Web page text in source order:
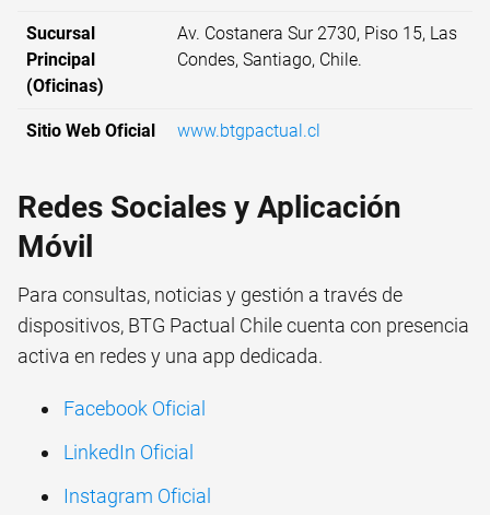
Sucursal
Principal
(Oficinas)
Av. Costanera Sur 2730, Piso 15, Las
Condes, Santiago, Chile.
Sitio Web Oficial www.btgpactual.cl
Redes Sociales y Aplicación
Móvil
Para consultas, noticias y gestión a través de
dispositivos, BTG Pactual Chile cuenta con presencia
activa en redes y una app dedicada.
Facebook Oficial
LinkedIn Oficial
Instagram Oficial